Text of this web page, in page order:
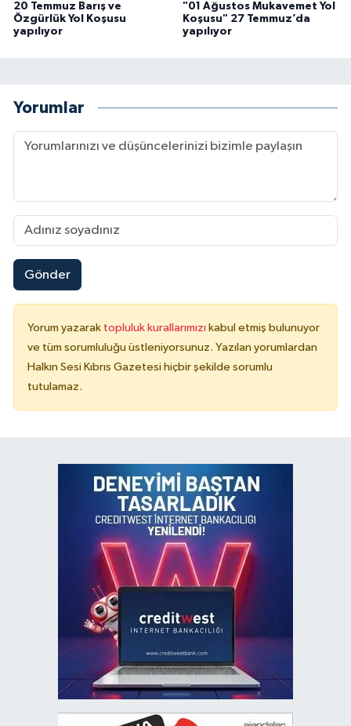
20 Temmuz Barış ve
Özgürlük Yol Koşusu
yapılıyor
"01 Ağustos Mukavemet Yol
Koşusu" 27 Temmuz’da
yapılıyor
Yorumlar
Gönder
Yorum yazarak topluluk kurallarımızı kabul etmiş bulunuyor
ve tüm sorumluluğu üstleniyorsunuz. Yazılan yorumlardan
Halkın Sesi Kıbrıs Gazetesi hiçbir şekilde sorumlu
tutulamaz.